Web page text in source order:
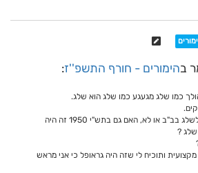
בהימורים - חורף התשפ''ז:
כמו שלג מגעגע כמו שלג הוא שלג.
ולעצם הענין אם יש סיכוי לשלג בב"ב או לא, האם גם בתש"י 1950 זה היה
שלג ?
ותוכיח לי שזה היה גראופל כי אני מראש